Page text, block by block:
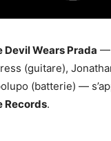
Devil Wears Prada —
(guitare),
(batterie) —
Records.